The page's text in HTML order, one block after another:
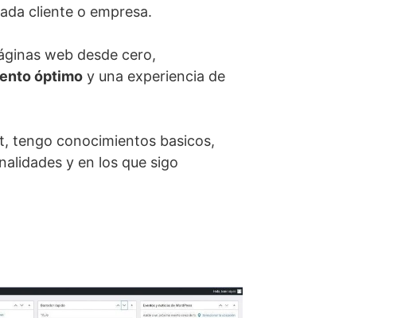
cliente o empresa.
web desde cero,
óptimo y una experiencia de
tengo conocimientos basicos,
y en los que sigo